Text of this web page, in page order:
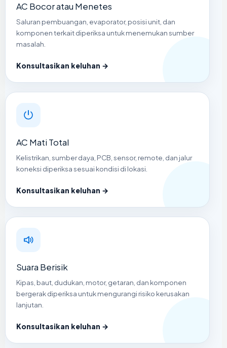
AC Bocor atau Menetes
Saluran pembuangan, evaporator, posisi unit, dan
komponen terkait diperiksa untuk menemukan sumber
masalah.
Konsultasikan keluhan →
AC Mati Total
Kelistrikan, sumber daya, PCB, sensor, remote, dan jalur
koneksi diperiksa sesuai kondisi di lokasi.
Konsultasikan keluhan →
Suara Berisik
Kipas, baut, dudukan, motor, getaran, dan komponen
bergerak diperiksa untuk mengurangi risiko kerusakan
lanjutan.
Konsultasikan keluhan →